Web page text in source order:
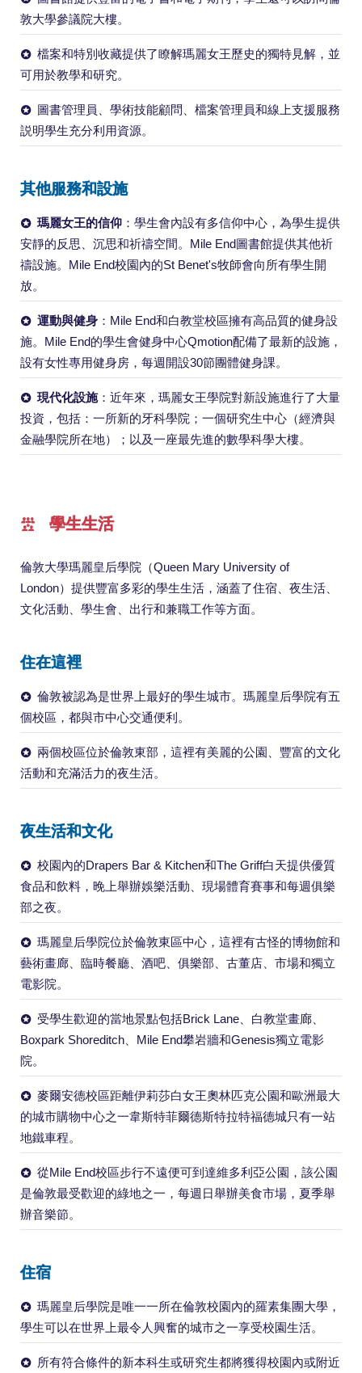
敦大學參議院大樓。
檔案和特別收藏提供了瞭解瑪麗女王歷史的獨特見解，並
可用於教學和研究。
圖書管理員、學術技能顧問、檔案管理員和線上支援服務
説明學生充分利用資源。
其他服務和設施
瑪麗女王的信仰：學生會內設有多信仰中心，為學生提供
安靜的反思、沉思和祈禱空間。Mile End圖書館提供其他祈
禱設施。Mile End校園內的St Benet's牧師會向所有學生開
放。
運動與健身：Mile End和白教堂校區擁有高品質的健身設
施。Mile End的學生會健身中心Qmotion配備了最新的設施，
設有女性專用健身房，每週開設30節團體健身課。
現代化設施：近年來，瑪麗女王學院對新設施進行了大量
投資，包括：一所新的牙科學院；一個研究生中心（經濟與
金融學院所在地）；以及一座最先進的數學科學大樓。
學生生活
倫敦大學瑪麗皇后學院（Queen Mary University of
London）提供豐富多彩的學生生活，涵蓋了住宿、夜生活、
文化活動、學生會、出行和兼職工作等方面。
住在這裡
倫敦被認為是世界上最好的學生城市。瑪麗皇后學院有五
個校區，都與市中心交通便利。
兩個校區位於倫敦東部，這裡有美麗的公園、豐富的文化
活動和充滿活力的夜生活。
夜生活和文化
校園內的Drapers Bar & Kitchen和The Griff白天提供優質
食品和飲料，晚上舉辦娛樂活動、現場體育賽事和每週俱樂
部之夜。
瑪麗皇后學院位於倫敦東區中心，這裡有古怪的博物館和
藝術畫廊、臨時餐廳、酒吧、俱樂部、古董店、市場和獨立
電影院。
受學生歡迎的當地景點包括Brick Lane、白教堂畫廊、
Boxpark Shoreditch、Mile End攀岩牆和Genesis獨立電影
院。
麥爾安德校區距離伊莉莎白女王奧林匹克公園和歐洲最大
的城市購物中心之一韋斯特菲爾德斯特拉特福德城只有一站
地鐵車程。
從Mile End校區步行不遠便可到達維多利亞公園，該公園
是倫敦最受歡迎的綠地之一，每週日舉辦美食市場，夏季舉
辦音樂節。
住宿
瑪麗皇后學院是唯一一所在倫敦校園內的羅素集團大學，
學生可以在世界上最令人興奮的城市之一享受校園生活。
所有符合條件的新本科生或研究生都將獲得校園內或附近